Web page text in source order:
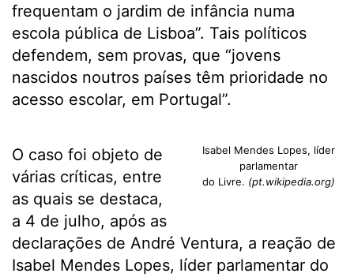
frequentam o jardim de infância numa
escola pública de Lisboa”. Tais políticos
defendem, sem provas, que “jovens
nascidos noutros países têm prioridade no
acesso escolar, em Portugal”.
Isabel Mendes Lopes, líder
parlamentar
do Livre. (pt.wikipedia.org)
O caso foi objeto de
várias críticas, entre
as quais se destaca,
a 4 de julho, após as
declarações de André Ventura, a reação de
Isabel Mendes Lopes, líder parlamentar do